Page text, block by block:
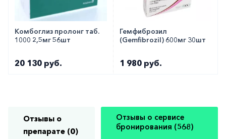
Комбоглиз пролонг таб.
1000 2,5мг 56шт
20 130 руб.
Гемфиброзил
(Gemfibrozil) 600мг 30шт
1 980 руб.
Отзывы о
препарате (0)
Отзывы о сервисе
бронирования (568)